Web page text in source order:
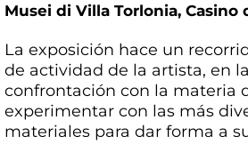
Musei di Villa Torlonia, Casino
La exposición hace un
de actividad de la artista, en
confrontación con la materia
experimentar con las más
materiales para dar forma a